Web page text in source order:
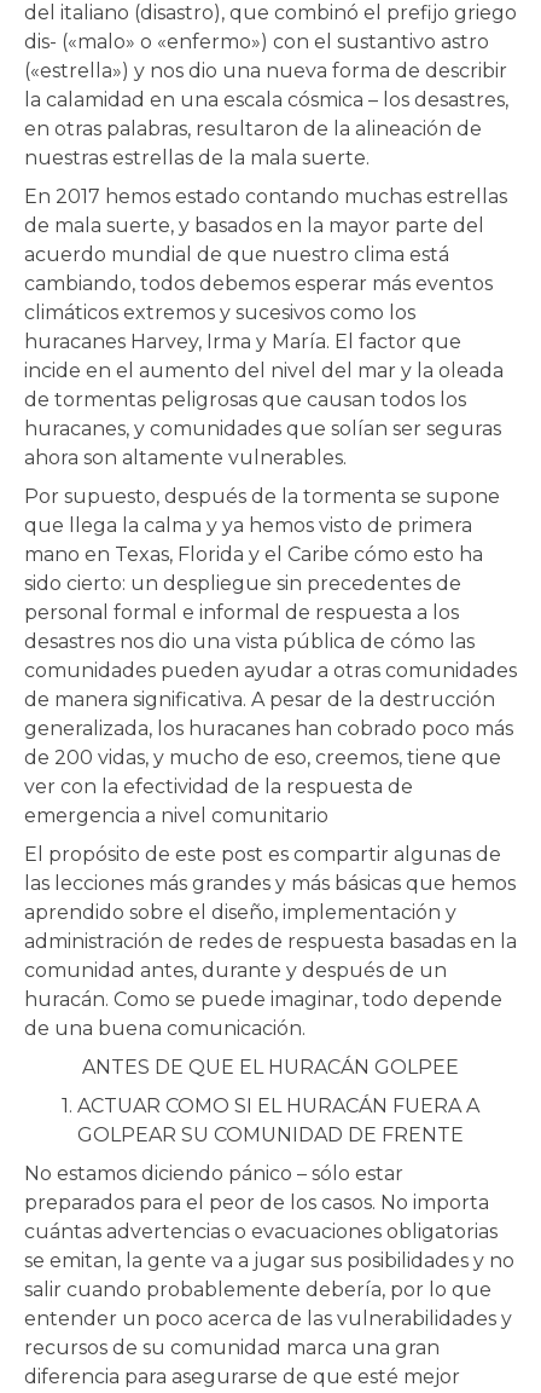
del italiano (disastro), que combinó el prefijo griego
dis- («malo» o «enfermo») con el sustantivo astro
(«estrella») y nos dio una nueva forma de describir
la calamidad en una escala cósmica – los desastres,
en otras palabras, resultaron de la alineación de
nuestras estrellas de la mala suerte.
En 2017 hemos estado contando muchas estrellas
de mala suerte, y basados en la mayor parte del
acuerdo mundial de que nuestro clima está
cambiando, todos debemos esperar más eventos
climáticos extremos y sucesivos como los
huracanes Harvey, Irma y María. El factor que
incide en el aumento del nivel del mar y la oleada
de tormentas peligrosas que causan todos los
huracanes, y comunidades que solían ser seguras
ahora son altamente vulnerables.
Por supuesto, después de la tormenta se supone
que llega la calma y ya hemos visto de primera
mano en Texas, Florida y el Caribe cómo esto ha
sido cierto: un despliegue sin precedentes de
personal formal e informal de respuesta a los
desastres nos dio una vista pública de cómo las
comunidades pueden ayudar a otras comunidades
de manera significativa. A pesar de la destrucción
generalizada, los huracanes han cobrado poco más
de 200 vidas, y mucho de eso, creemos, tiene que
ver con la efectividad de la respuesta de
emergencia a nivel comunitario
El propósito de este post es compartir algunas de
las lecciones más grandes y más básicas que hemos
aprendido sobre el diseño, implementación y
administración de redes de respuesta basadas en la
comunidad antes, durante y después de un
huracán. Como se puede imaginar, todo depende
de una buena comunicación.
ANTES DE QUE EL HURACÁN GOLPEE
1. ACTUAR COMO SI EL HURACÁN FUERA A
GOLPEAR SU COMUNIDAD DE FRENTE
No estamos diciendo pánico – sólo estar
preparados para el peor de los casos. No importa
cuántas advertencias o evacuaciones obligatorias
se emitan, la gente va a jugar sus posibilidades y no
salir cuando probablemente debería, por lo que
entender un poco acerca de las vulnerabilidades y
recursos de su comunidad marca una gran
diferencia para asegurarse de que esté mejor